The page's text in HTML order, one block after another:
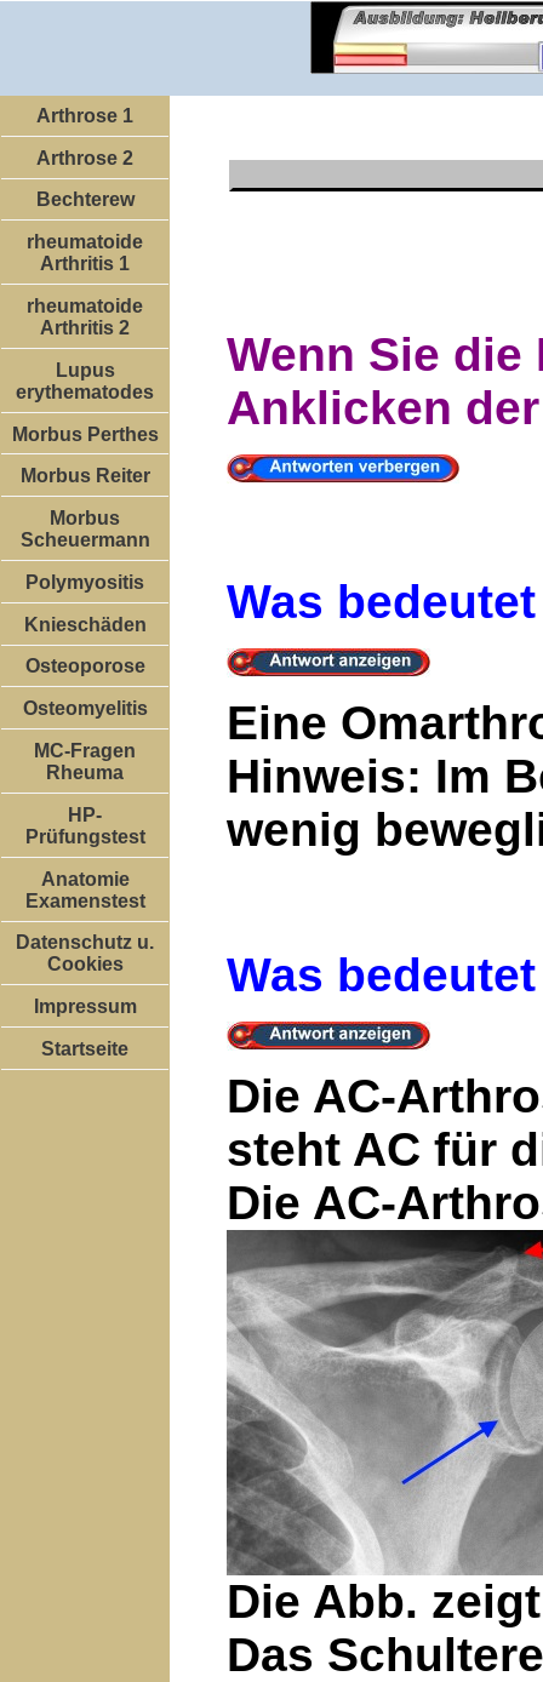
Arthrose 1
Arthrose 2
Bechterew
rheumatoide
Arthritis 1
rheumatoide
Arthritis 2
Lupus
erythematodes
Morbus Perthes
Morbus Reiter
Morbus
Scheuermann
Polymyositis
Knieschäden
Osteoporose
Osteomyelitis
MC-Fragen
Rheuma
HP-
Prüfungstest
Anatomie
Examenstest
Datenschutz u.
Cookies
Impressum
Startseite
Wenn Sie
Anklicken
Was
Eine
Hinweis: Im
wenig
Was
Die AC-
steht AC für
Die AC-
Die Abb.
Das